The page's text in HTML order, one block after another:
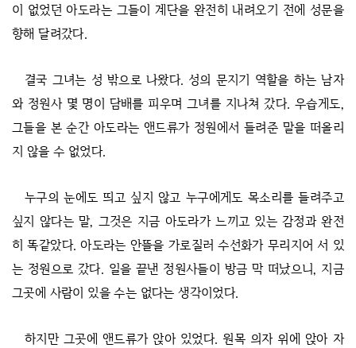
이 없었던 아도라는 그들이 계단을 완전히 내려오기 전에 성문을
향해 달려갔다.
결국 그녀는 성 밖으로 나왔다. 성의 문지기 역할을 하는 남자
와 정원사 몇 명이 담배를 피우며 그녀를 지나쳐 갔다. 우습게도,
그들을 본 순간 아도라는 앤드류가 정원에서 들려준 말을 떠올리
지 않을 수 없었다.
누구의 눈에도 띄고 싶지 않고 누구에게도 목소리를 들려주고
싶지 않다는 말, 그것은 지금 아도라가 느끼고 있는 감정과 완전
히 똑같았다. 아도라는 안뜰을 가로질러 수선화가 무리지어 서 있
는 정원으로 갔다. 일을 끝낸 정원사들이 방금 막 떠났으니, 지금
그곳에 사람이 있을 수는 없다는 생각이었다.
하지만 그곳에 앤드류가 앉아 있었다. 원목 의자 위에 앉아 자